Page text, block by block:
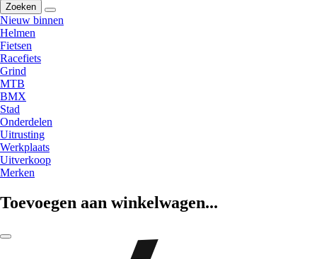
Zoeken
Nieuw binnen
Helmen
Fietsen
Racefiets
Grind
MTB
BMX
Stad
Onderdelen
Uitrusting
Werkplaats
Uitverkoop
Merken
Toevoegen aan winkelwagen...